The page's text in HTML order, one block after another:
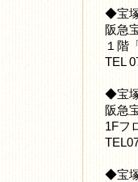
◆宝
阪急
１階
TEL
◆宝
阪急
1Fフ
◆宝